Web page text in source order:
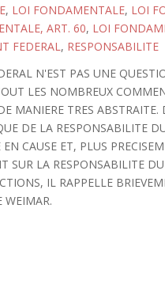
, LOI FONDAMENTALE, LOI
ART. 60, LOI
FEDERAL, RESPONSABILITE
N'EST PAS UNE
LES NOMBREUX
MANIERE TRES ABSTRAITE.
DE LA RESPONSABILITE
CAUSE ET, PLUS
LA RESPONSABILITE
IL RAPPELLE
WEIMAR.